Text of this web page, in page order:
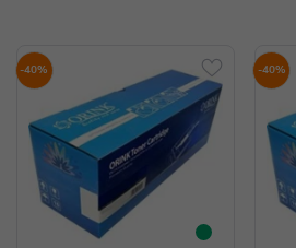
-40% -40%